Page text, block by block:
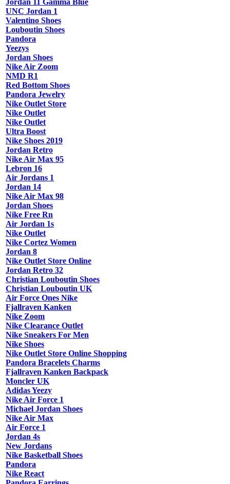
Jordan 11 Gamma Blue
UNC Jordan 1
Valentino Shoes
Louboutin Shoes
Pandora
Yeezys
Jordan Shoes
Nike Air Zoom
NMD R1
Red Bottom Shoes
Pandora Jewelry
Nike Outlet Store
Nike Outlet
Nike Outlet
Ultra Boost
Nike Shoes 2019
Jordan Retro
Nike Air Max 95
Lebron 16
Air Jordans 1
Jordan 14
Nike Air Max 98
Jordan Shoes
Nike Free Rn
Air Jordan 1s
Nike Outlet
Nike Cortez Women
Jordan 8
Nike Outlet Store Online
Jordan Retro 32
Christian Louboutin Shoes
Christian Louboutin UK
Air Force Ones Nike
Fjallraven Kanken
Nike Zoom
Nike Clearance Outlet
Nike Sneakers For Men
Nike Shoes
Nike Outlet Store Online Shopping
Pandora Bracelets Charms
Fjallraven Kanken Backpack
Moncler UK
Adidas Yeezy
Nike Air Force 1
Michael Jordan Shoes
Nike Air Max
Air Force 1
Jordan 4s
New Jordans
Nike Basketball Shoes
Pandora
Nike React